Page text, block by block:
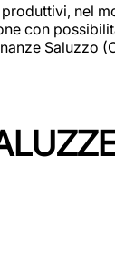
nel
con
Saluzzo